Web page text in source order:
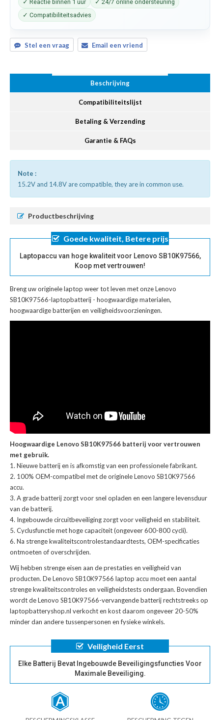
✓ Reactie binnen 1 uur
✓ 24/7 online ondersteuning
✓ Compatibiliteitsadvies
Stel een vraag Email een vriend
Beschrijving
Compatibiliteitslijst
Betaling & Verzending
Garantie & FAQs
Note :
15.2V and 14.8V are compatible, they are in common use.
Productbeschrijving
Goede kwaliteit, Betere prijs
Laptopaccu van hoge kwaliteit voor Lenovo SB10K97566,
Koop met vertrouwen!
Breng uw originele laptop weer tot leven met onzeLenovo
SB10K97566-laptopbatterij - hoogwaardige materialen,
hoogwaardige batterijen en veiligheidsvoorzieningen.
Hoogwaardige Lenovo SB10K97566 batterij voor vertrouwen
met gebruik.
Nieuwe batterij en is afkomstig van een professionele fabrikant.
100% OEM-compatibel met deoriginele Lenovo SB10K97566
accu.
A grade batterij zorgt voor snel opladen en een langere levensduur
van de batterij.
Ingebouwde circuitbeveiliging zorgt voor veiligheid en stabiliteit.
Cyclusfunctie met hoge capaciteit (ongeveer 600-800 cycli).
Na strenge kwaliteitscontrolestandaardtests, OEM-specificaties
ontmoeten of overschrijden.
Wij hebben strenge eisen aan de prestaties en veiligheid van
producten. DeLenovo SB10K97566 laptop accu moet een aantal
strenge kwaliteitscontroles en veiligheidstests ondergaan. Bovendien
wordt deLenovo SB10K97566-vervangende batterijrechtstreeks op
laptopbatteryshop.nl verkocht en kost daarom ongeveer 20-50%
minder dan andere tussenpersonen en fysieke winkels.
Veiligheid Eerst
Elke Batterij Bevat Ingebouwde Beveiligingsfuncties Voor
Maximale Beveiliging.